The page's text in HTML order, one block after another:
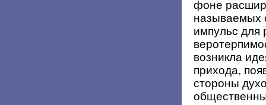
фоне
называемых
импульс для
возникла
прихода,
стороны